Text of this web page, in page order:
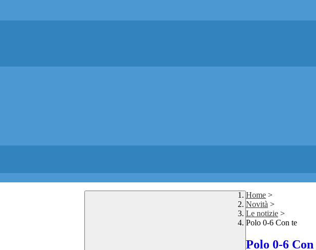
Home >
Novità >
Le notizie >
Polo 0-6 Con te
Polo 0-6 Con